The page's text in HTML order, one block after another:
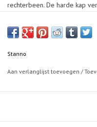
rechterbeen. De harde kap
helpt om de schok te
Stanno
Aan verlanglijst toevoegen /